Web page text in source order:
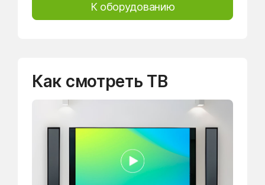
К оборудованию
Как смотреть ТВ